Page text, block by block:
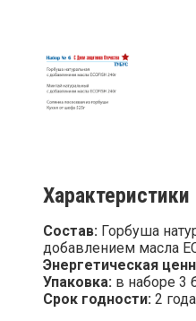
Характеристики
Состав: Горбуша
добавлением масла
Энергетическая
Упаковка: в наборе 3
Срок годности: 2